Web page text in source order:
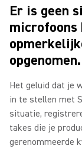
Er is geen
microfoons
opgenomen.
Het geluid dat je
in te stellen met
situatie,
takes die je
gerenommeerde